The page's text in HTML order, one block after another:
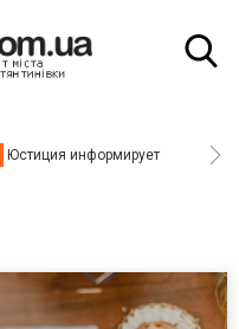
Юстиция информирует